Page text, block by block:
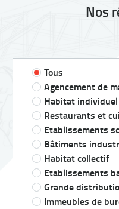
Nos
Tous
Agencement de
Habitat individuel
Restaurants et
Etablissements
Bâtiments
Habitat collectif
Etablissements
Grande
Immeubles de